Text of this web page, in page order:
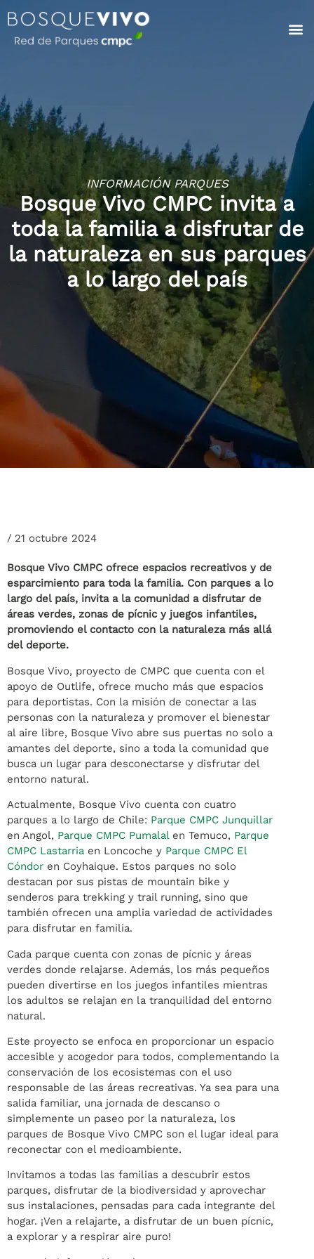
INFORMACIÓN PARQUES
Bosque Vivo CMPC invita a
toda la familia a disfrutar de
la naturaleza en sus parques
a lo largo del país
/ 21 octubre 2024
Bosque Vivo CMPC ofrece espacios recreativos y de
esparcimiento para toda la familia. Con parques a lo
largo del país, invita a la comunidad a disfrutar de
áreas verdes, zonas de pícnic y juegos infantiles,
promoviendo el contacto con la naturaleza más allá
del deporte.
Bosque Vivo, proyecto de CMPC que cuenta con el
apoyo de Outlife, ofrece mucho más que espacios
para deportistas. Con la misión de conectar a las
personas con la naturaleza y promover el bienestar
al aire libre, Bosque Vivo abre sus puertas no solo a
amantes del deporte, sino a toda la comunidad que
busca un lugar para desconectarse y disfrutar del
entorno natural.
Actualmente, Bosque Vivo cuenta con cuatro
parques a lo largo de Chile: Parque CMPC Junquillar
en Angol, Parque CMPC Pumalalen Temuco, Parque
CMPC Lastarria en Loncoche y Parque CMPC El
Cóndor en Coyhaique. Estos parques no solo
destacan por sus pistas de mountain bike y
senderos para trekking y trail running, sino que
también ofrecen una amplia variedad de actividades
para disfrutar en familia.
Cada parque cuenta con zonas de pícnic y áreas
verdes donde relajarse. Además, los más pequeños
pueden divertirse en los juegos infantiles mientras
los adultos se relajan en la tranquilidad del entorno
natural.
Este proyecto se enfoca en proporcionar un espacio
accesible y acogedor para todos, complementando la
conservación de los ecosistemas con el uso
responsable de las áreas recreativas. Ya sea para una
salida familiar, una jornada de descanso o
simplemente un paseo por la naturaleza, los
parques de Bosque Vivo CMPC son el lugar ideal para
reconectar con el medioambiente.
Invitamos a todas las familias a descubrir estos
parques, disfrutar de la biodiversidad y aprovechar
sus instalaciones, pensadas para cada integrante del
hogar. ¡Ven a relajarte, a disfrutar de un buen pícnic,
a explorar y a respirar aire puro!